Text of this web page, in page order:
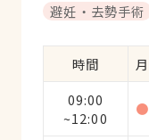
避妊・去勢手術
時間 月
09:00
~12:00
●